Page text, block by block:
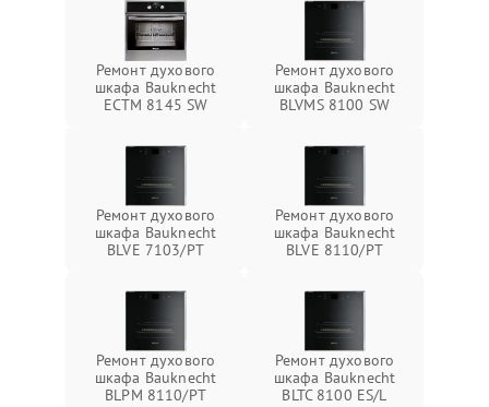
Ремонт духового
шкафа Bauknecht
ECTM 8145 SW
Ремонт духового
шкафа Bauknecht
BLVMS 8100 SW
Ремонт духового
шкафа Bauknecht
BLVE 7103/PT
Ремонт духового
шкафа Bauknecht
BLVE 8110/PT
Ремонт духового
шкафа Bauknecht
BLPM 8110/PT
Ремонт духового
шкафа Bauknecht
BLTC 8100 ES/L